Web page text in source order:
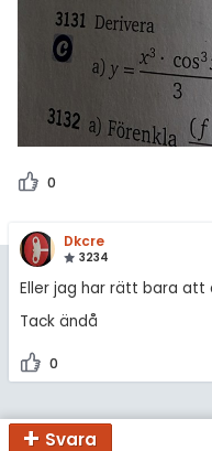
0
Dkcre
3234
Eller jag har rätt bara att
Tack ändå
0
Svara